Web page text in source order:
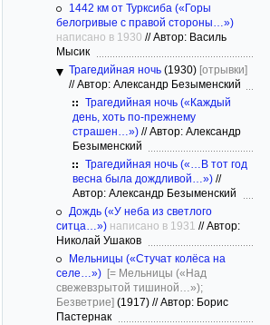
1442 км от Турксиба («Горы
белогривые с правой стороны…»)
написано в 1930 //Автор: Василь
Мысик
Трагедийная ночь (1930) [отрывки]
//Автор: Александр Безыменский
Трагедийная ночь («Каждый
день, хоть по-прежнему
страшен…») //Автор: Александр
Безыменский
Трагедийная ночь («…В тот год
весна была дождливой…») //
Автор: Александр Безыменский
Дождь («У неба из светлого
ситца…») написано в 1931 //Автор:
Николай Ушаков
Мельницы («Стучат колёса на
селе…») [= Мельницы («Над
свежевзрытой тишиной…»);
Безветрие] (1917) //Автор: Борис
Пастернак